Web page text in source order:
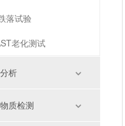
落试验
老化测试
析
质检测